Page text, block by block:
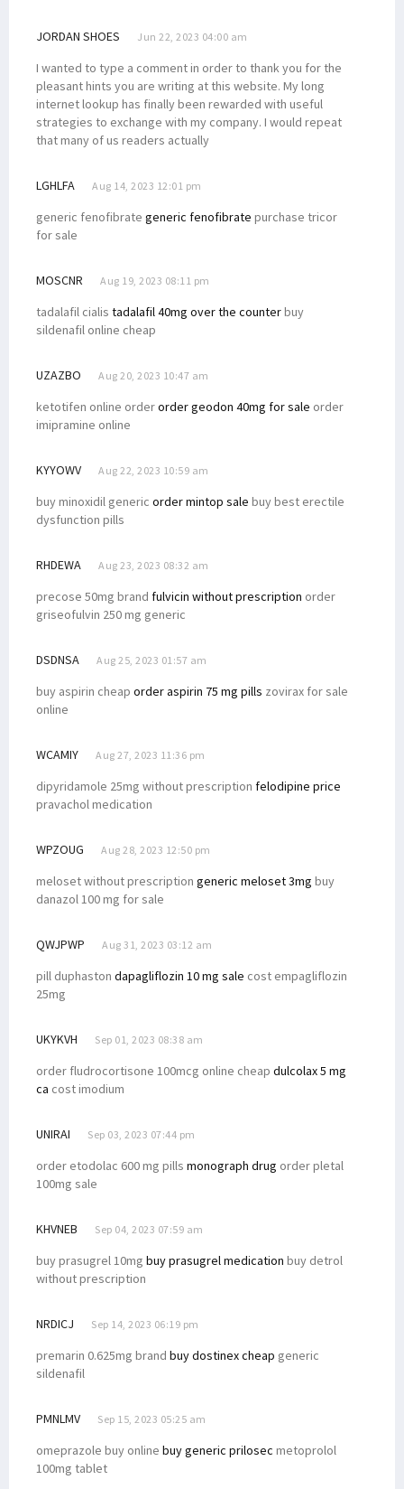
JORDAN SHOES Jun 22, 2023 04:00 am
I wanted to type a comment in order to thank you for the
pleasant hints you are writing at this website. My long
internet lookup has finally been rewarded with useful
strategies to exchange with my company. I would repeat
that many of us readers actually
LGHLFA Aug 14, 2023 12:01 pm
generic fenofibrate generic fenofibrate purchase tricor
for sale
MOSCNR Aug 19, 2023 08:11 pm
tadalafil cialis tadalafil 40mg over the counterbuy
sildenafil online cheap
UZAZBO Aug 20, 2023 10:47 am
ketotifen online orderorder geodon 40mg for sale order
imipramine online
KYYOWV Aug 22, 2023 10:59 am
buy minoxidil generic order mintop sale buy best erectile
dysfunction pills
RHDEWA Aug 23, 2023 08:32 am
precose 50mg brand fulvicin without prescription order
griseofulvin 250 mg generic
DSDNSA Aug 25, 2023 01:57 am
buy aspirin cheap order aspirin 75 mg pills zovirax for sale
online
WCAMIY Aug 27, 2023 11:36 pm
dipyridamole 25mg without prescription felodipine price
pravachol medication
WPZOUG Aug 28, 2023 12:50 pm
meloset without prescription generic meloset 3mg buy
danazol 100 mg for sale
QWJPWP Aug 31, 2023 03:12 am
pill duphaston dapagliflozin 10 mg sale cost empagliflozin
25mg
UKYKVH Sep 01, 2023 08:38 am
order fludrocortisone 100mcg online cheap dulcolax 5 mg
ca cost imodium
UNIRAI Sep 03, 2023 07:44 pm
order etodolac 600 mg pills monograph drug order pletal
100mg sale
KHVNEB Sep 04, 2023 07:59 am
buy prasugrel 10mg buy prasugrel medication buy detrol
without prescription
NRDICJ Sep 14, 2023 06:19 pm
premarin 0.625mg brand buy dostinex cheap generic
sildenafil
PMNLMV Sep 15, 2023 05:25 am
omeprazole buy online buy generic prilosec metoprolol
100mg tablet